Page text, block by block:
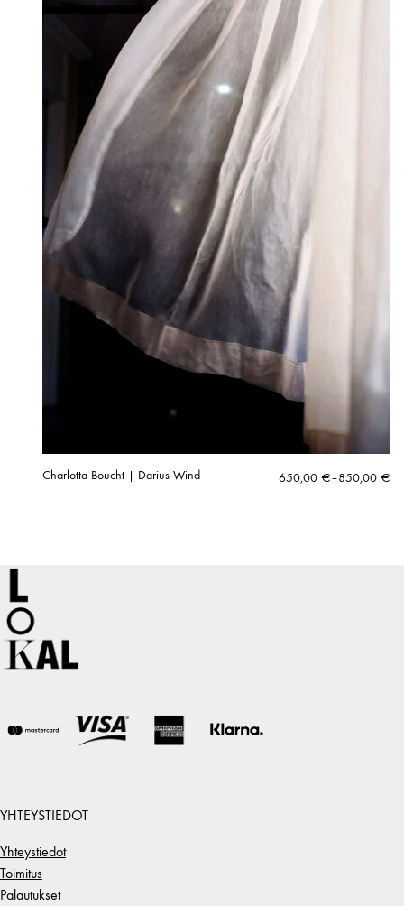
Charlotta Boucht | Darius Wind 650,00 €–850,00 €
Hintaluokka:
YHTEYSTIEDOT
Yhteystiedot
Toimitus
Palautukset